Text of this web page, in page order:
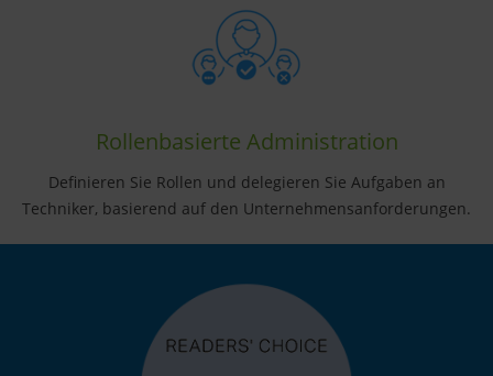
Rollenbasierte Administration
Definieren Sie Rollen und delegieren Sie Aufgaben an
Techniker, basierend auf den Unternehmensanforderungen.